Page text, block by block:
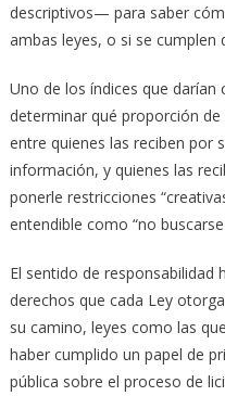
descriptivos— para saber
ambas leyes, o si se cumplen
Uno de los índices que darían
determinar qué proporción
entre quienes las reciben por
información, y quienes las
ponerle restricciones
entendible como “no
El sentido de responsabilidad
derechos que cada Ley
su camino, leyes como las
haber cumplido un papel de
pública sobre el proceso de